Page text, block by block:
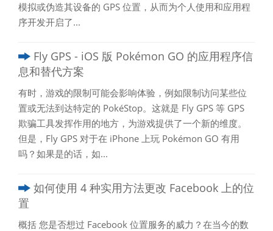
模拟或伪造其设备的 GPS 位置，从而为个人使用和应用程
序开发开启了...
Fly GPS - iOS 版 Pokémon GO 的应用程序信
息和替代方案
有时，游戏的限制可能会影响体验，例如限制访问某些位
置或无法到达特定的 PokéStop。这就是 Fly GPS 等 GPS
欺骗工具发挥作用的地方，为游戏提供了一个新的维度。
但是，Fly GPS 对于在 iPhone 上玩 Pokémon GO 有用
吗？如果是的话，如...
如何使用 4 种实用方法更改 Facebook 上的位
置
概括 您是否想过 Facebook 位置服务的威力？在当今的数